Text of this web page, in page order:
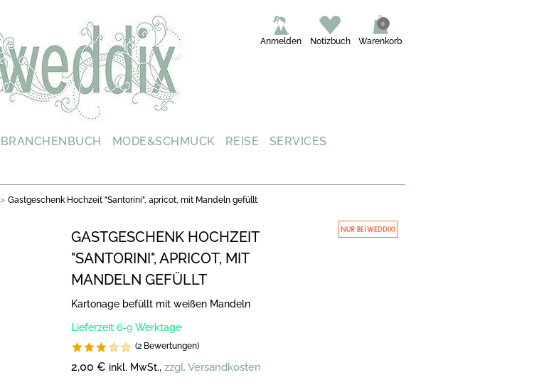
Warenkorb
0
Notizbuch
Anmelden
BRANCHENBUCH MODE&SCHMUCK REISE SERVICES
> Gastgeschenk Hochzeit "Santorini", apricot, mit Mandeln gefüllt
GASTGESCHENK HOCHZEIT
"SANTORINI", APRICOT, MIT
MANDELN GEFÜLLT
Kartonage befüllt mit weißen Mandeln
Lieferzeit 6-9 Werktage
(2 Bewertungen)
2,00 € inkl. MwSt., zzgl. Versandkosten